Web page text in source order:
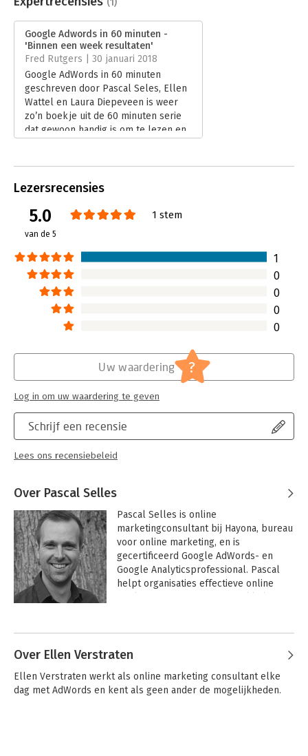
Verschijningsdatum:
8-11-2017
Hoofdrubriek: Internet en social media
Digitale trends en tools in 60 minuten
Google Adwords in 60 minuten -
'Binnen een week resultaten'
Fred Rutgers | 30 januari 2018
Google AdWords in 60 minuten
geschreven door Pascal Seles, Ellen
Wattel en Laura Diepeveen is weer
zo’n boekje uit de 60 minuten serie
dat gewoon handig is om te lezen en
heb gehad.
Lezersrecensies
5.0
van de 5
1 stem
1
0
0
0
0
Schrijf een recensie
Lees ons recensiebeleid
Uw waardering ?
Log in om uw waardering te geven
Over Pascal Selles
Pascal Selles is online
marketingconsultant bij Hayona, bureau
voor online marketing, en is
gecertificeerd Google AdWords- en
Google Analyticsprofessional. Pascal
helpt organisaties effectieve online
trainingen over Google Analytics. Pascal
online marketing.
Over Ellen Verstraten
Ellen Verstraten werkt als online marketing consultant elke
dag met AdWords en kent als geen ander de mogelijkheden.